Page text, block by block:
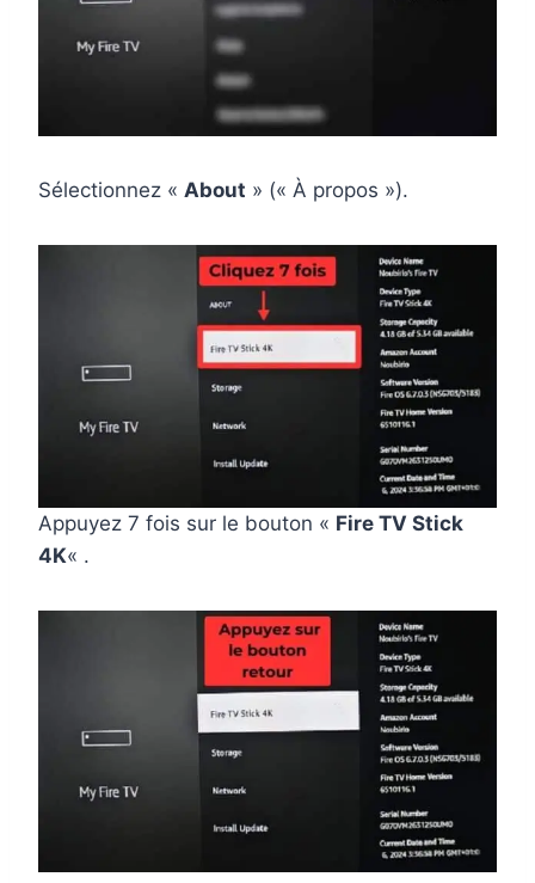
Sélectionnez « About » (« À propos »).
Appuyez 7 fois sur le bouton « Fire TV Stick
4K« .